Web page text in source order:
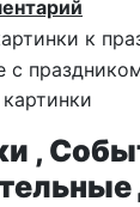
,